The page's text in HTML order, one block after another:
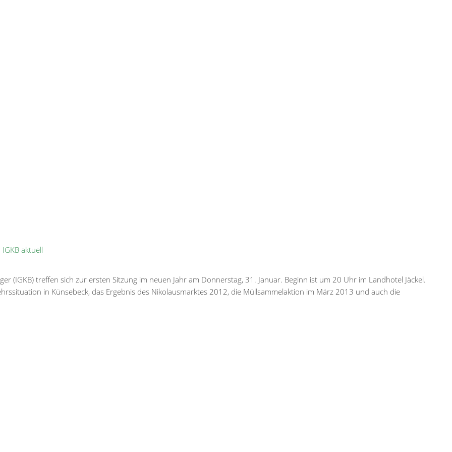
IGKB aktuell
(IGKB) treffen sich zur ersten Sitzung im neuen Jahr am Donnerstag, 31. Januar. Beginn ist um 20 Uhr im Landhotel Jäckel.
in Künsebeck, das Ergebnis des Nikolausmarktes 2012, die Müllsammelaktion im März 2013 und auch die